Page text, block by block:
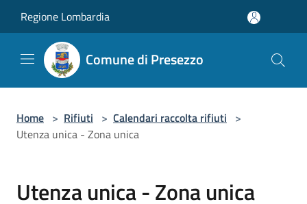
Regione Lombardia
Comune di Presezzo
Home > Rifiuti > Calendari raccolta rifiuti >
Utenza unica - Zona unica
Utenza unica - Zona unica